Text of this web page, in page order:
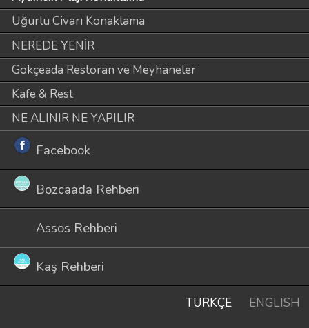
Uğurlu Civarı Konaklama
NEREDE YENİR
Gökçeada Restoran ve Meyhaneler
Kafe & Rest
NE ALINIR NE YAPILIR
Facebook
Bozcaada Rehberi
Assos Rehberi
Kaş Rehberi
TÜRKÇE ENGLISH